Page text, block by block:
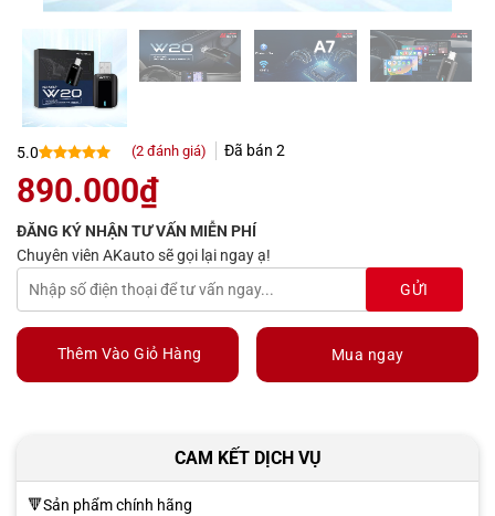
5.0
5.0trên 5
dựa trên
2
(2đánh giá) Đã bán 2
890.000₫
ĐĂNG KÝ NHẬN TƯ VẤN MIỄN PHÍ
Chuyên viên AKauto sẽ gọi lại ngay ạ!
Thêm Vào Giỏ Hàng Mua ngay
CAM KẾT DỊCH VỤ
🔻Sản phẩm chính hãng